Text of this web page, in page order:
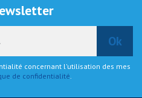
concernant l'utilisation des mes
de confidentialité